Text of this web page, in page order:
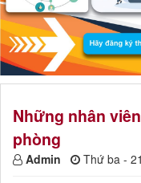
Những nhân
phòng
Admin Thứ ba -